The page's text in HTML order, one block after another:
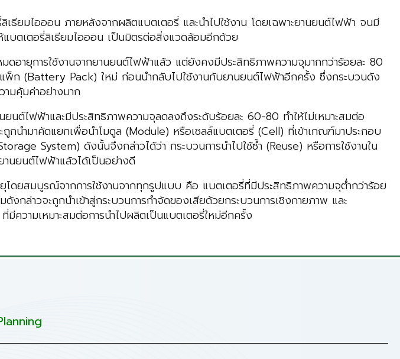
ยมไอออน ภายหลังจากผลิตแบตเตอรี่ และนำไปใช้งาน โดยเฉพาะยานยนต์ไฟฟ้า จนมี
บตเตอรี่ลิเธียมไอออน เป็นมิตรต่อสิ่งแวดล้อมอีกด้วย
อายุการใช้งานจากยานยนต์ไฟฟ้าแล้ว แต่ยังคงมีประสิทธิภาพความจุมากกว่าร้อยละ 80
ก (Battery Pack) ใหม่ ก่อนนำกลับไปใช้งานกับยานยนต์ไฟฟ้าอีกครั้ง ซึ่งกระบวนดัง
มคุ้มค่าอย่างมาก
นต์ไฟฟ้าและมีประสิทธิภาพความจุลดลงถึงระดับร้อยละ 60-80 ทำให้ไม่เหมาะสมต่อ
นำมาคัดแยกเพื่อนำโมดูล (Module) หรือเซลล์แบตเตอรี่ (Cell) ที่เข้าเกณฑ์มาประกอบ
System) ดังนั้นจึงกล่าวได้ว่า กระบวนการนำไปใช้ซ้ำ (Reuse) หรือการใช้งานใน
นยนต์ไฟฟ้าแล้วได้เป็นอย่างดี
โดยสมบูรณ์จากการใช้งานจากทุกรูปแบบ คือ แบตเตอรี่ที่มีประสิทธิภาพความจุต่ำกว่าร้อย
กล่าวจะถูกนำเข้าสู่กระบวนการกำจัดของเสียด้วยกระบวนการเชิงกายภาพ และ
ความเหมาะสมต่อการนำไปผลิตเป็นแบตเตอรี่ใหม่อีกครั้ง